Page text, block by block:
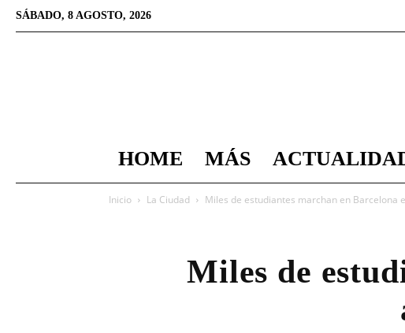
SÁBADO, 8 AGOSTO, 2026
HOME MÁS
Inicio La Ciudad Miles de estudiantes marchan en Barcelona
Miles de